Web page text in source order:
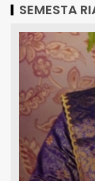
SEMESTA